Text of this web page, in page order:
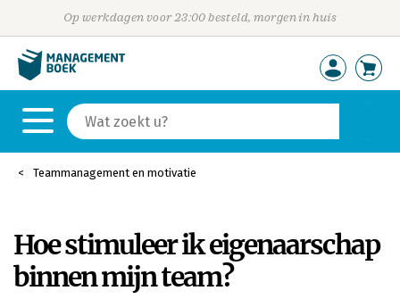
Op werkdagen voor 23:00 besteld, morgen in huis
Teammanagement en motivatie
Hoe stimuleer ik eigenaarschap
binnen mijn team?